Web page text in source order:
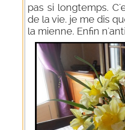
pas si longtemps.
de la vie. je me dis
la mienne. Enfin